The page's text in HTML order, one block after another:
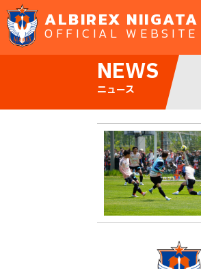
ALBIREX NIIGATA
OFFICIAL WEBSITE
NEWS
ニュース